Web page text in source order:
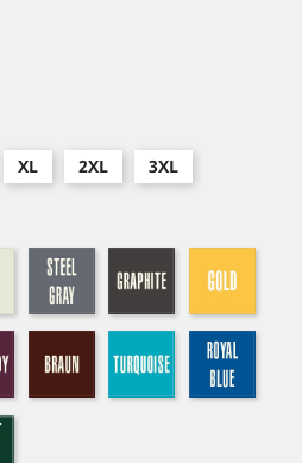
XL 2XL 3XL
grau
turquoise